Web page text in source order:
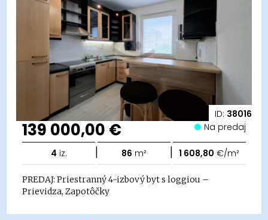
ID: 38016
139 000,00 € Na predaj
4 iz. | 86 m² | 1 608,80 €/m²
PREDAJ: Priestranný 4-izbový byt s loggiou –
Prievidza, Zapotôčky